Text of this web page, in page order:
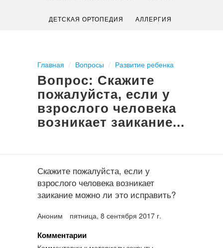
ДЕТСКАЯ ОРТОПЕДИЯ АЛЛЕРГИЯ
Главная Вопросы Развитие ребенка
Вопрос: Скажите
пожалуйста, если у
взрослого человека
возникает заикание...
Скажите пожалуйста, если у
взрослого человека возникает
заикание можно ли это исправить?
Аноним пятница, 8 сентября 2017 г.
Комментарии